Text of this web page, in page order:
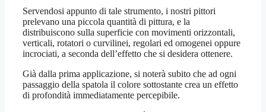
Servendosi appunto di tale strumento, i nostri pittori
prelevano una piccola quantità di pittura, e la
distribuiscono sulla superficie con movimenti orizzontali,
verticali, rotatori o curvilinei, regolari ed omogenei oppure
incrociati, a seconda dell’effetto che si desidera ottenere.
Già dalla prima applicazione, si noterà subito che ad ogni
passaggio della spatola il colore sottostante crea un effetto
di profondità immediatamente percepibile.